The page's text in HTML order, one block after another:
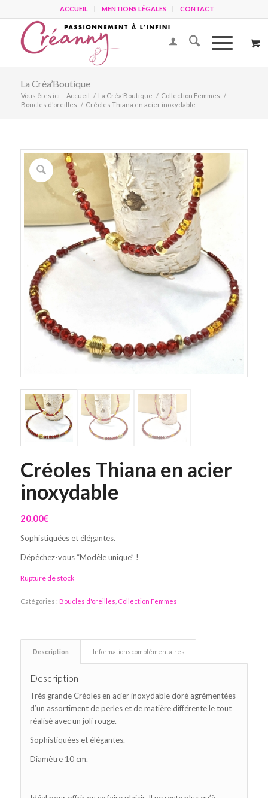
ACCUEIL MENTIONS LÉGALES CONTACT
La Créa’Boutique
Vous êtes ici : Accueil / La Créa’Boutique / Collection Femmes /
Boucles d'oreilles / Créoles Thiana en acier inoxydable
Créoles Thiana en acier
inoxydable
20.00€
Sophistiquées et élégantes.
Dépêchez-vous “Modèle unique” !
Rupture de stock
Catégories : Boucles d'oreilles Collection Femmes
Description Informations complémentaires
Description
Très grande Créoles en acier inoxydable doré agrémentées
d’un assortiment de perles et de matière différente le tout
réalisé avec un joli rouge.
Sophistiquées et élégantes.
Diamètre 10 cm.